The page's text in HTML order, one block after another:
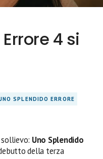
4 si
SPLENDIDO ERRORE
Uno Splendido
della terza